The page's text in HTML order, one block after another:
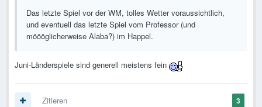
Das letzte Spiel vor der WM, tolles Wetter voraussichtlich,
und eventuell das letzte Spiel vom Professor (und
möööglicherweise Alaba?) im Happel.
Juni-Länderspiele sind generell meistens fein
3
Zitieren